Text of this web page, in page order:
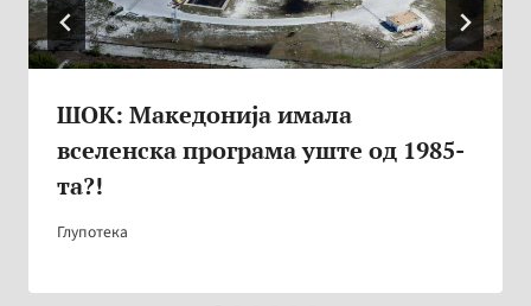
ШОК: Македонија имала
вселенска програма уште од 1985-
та?!
Глупотека